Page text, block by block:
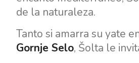
de la naturaleza.
Tanto si amarra su yate
Gornje Selo, Šolta le